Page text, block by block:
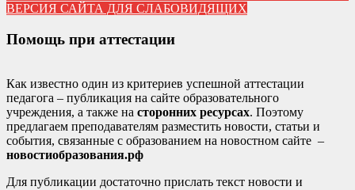
ВЕРСИЯ САЙТА ДЛЯ СЛАБОВИДЯЩИХ
Помощь при аттестации
Как известно один из критериев успешной аттестации
педагога – публикация на сайте образовательного
учреждения, а также на сторонних ресурсах. Поэтому
предлагаем преподавателям разместить новости, статьи и
события, связанные с образованием на новостном сайте –
новостиобразования.рф
Для публикации достаточно прислать текст новости и